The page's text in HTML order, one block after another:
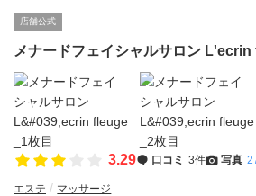
店舗公式
メナードフェイシャルサロン
3.29 口コミ 3件 写真
エステ マッサージ